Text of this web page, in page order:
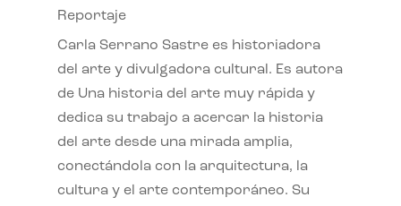
Reportaje
Carla Serrano Sastre es historiadora
del arte y divulgadora cultural. Es autora
de Una historia del arte muy rápida y
dedica su trabajo a acercar la historia
del arte desde una mirada amplia,
conectándola con la arquitectura, la
cultura y el arte contemporáneo. Su